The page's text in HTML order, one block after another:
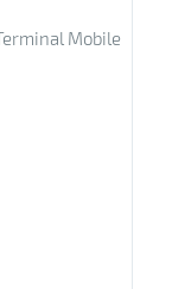
Mobile